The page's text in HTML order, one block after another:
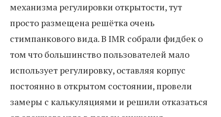
механизма регулировки открытости, тут
просто размещена решётка очень
стимпанкового вида. В IMR собрали фидбек о
том что большинство пользователей мало
использует регулировку, оставляя корпус
постоянно в открытом состоянии, провели
замеры с калькуляциями и решили отказаться